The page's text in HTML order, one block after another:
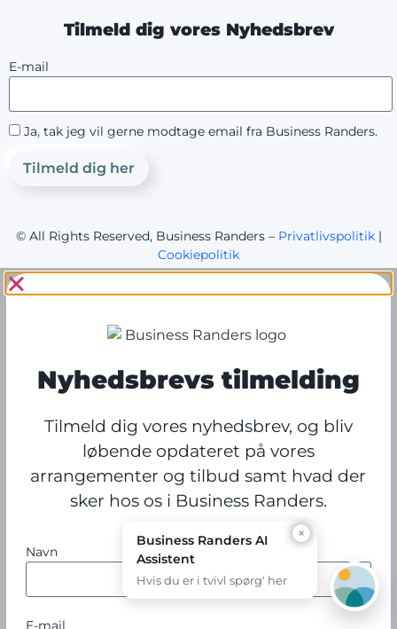
Tilmeld dig vores Nyhedsbrev
E-mail
Ja, tak jeg vil gerne modtage email fra Business Randers.
Tilmeld dig her
© All Rights Reserved, Business Randers – Privatlivspolitik|
Cookiepolitik
×
Business Randers AI
Assistent
Hvis du er i tvivl spørg' her
Nyhedsbrevs tilmelding
Tilmeld dig vores nyhedsbrev, og bliv
løbende opdateret på vores
arrangementer og tilbud samt hvad der
sker hos os i Business Randers.
Navn
E-mail